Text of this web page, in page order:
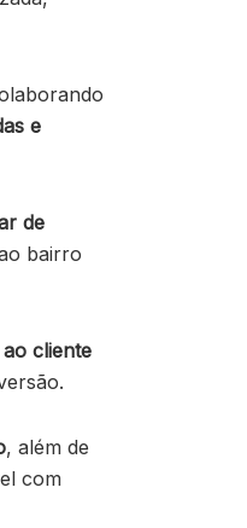
e
de
bairro
cliente
, além de
com